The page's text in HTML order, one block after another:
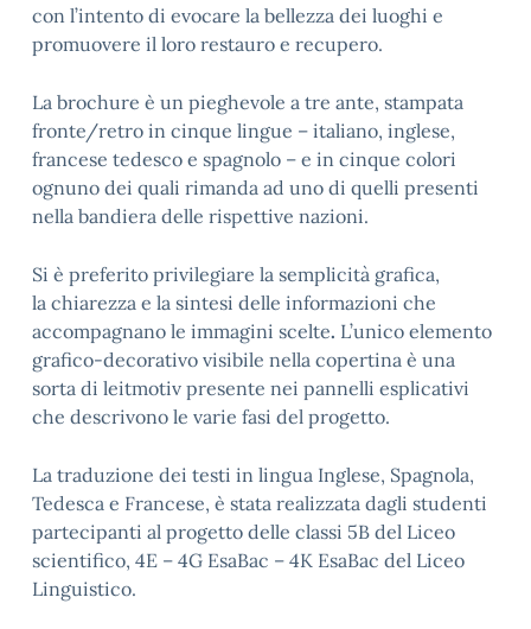
con l’intento di evocare la bellezza dei luoghi e
promuovere il loro restauro e recupero.
La brochure è un pieghevole a tre ante, stampata
fronte/retro in cinque lingue – italiano, inglese,
francese tedesco e spagnolo – e in cinque colori
ognuno dei quali rimanda ad uno di quelli presenti
nella bandiera delle rispettive nazioni.
Si è preferito privilegiare la semplicità grafica,
la chiarezza e la sintesi delle informazioni che
accompagnano le immagini scelte. L’unico elemento
grafico-decorativo visibile nella copertina è una
sorta di leitmotiv presente nei pannelli esplicativi
che descrivono le varie fasi del progetto.
La traduzione dei testi in lingua Inglese, Spagnola,
Tedesca e Francese, è stata realizzata dagli studenti
partecipanti al progetto delle classi 5B del Liceo
scientifico, 4E – 4G EsaBac – 4K EsaBac del Liceo
Linguistico.